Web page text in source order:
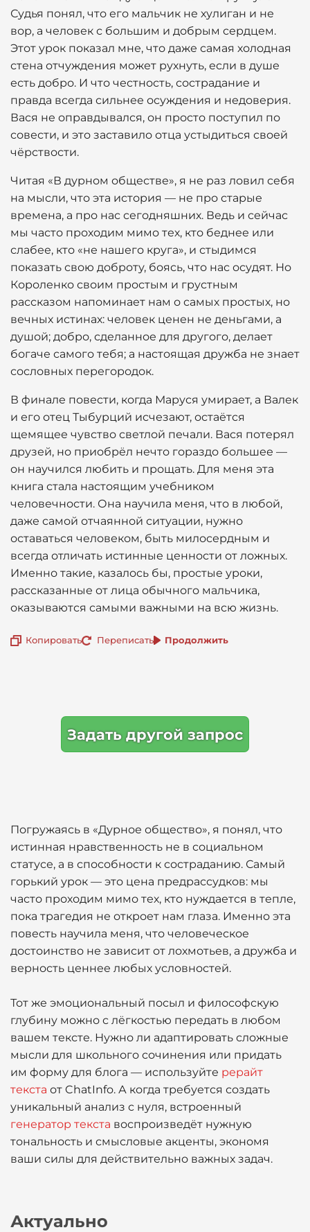
Судья понял, что его мальчик не хулиган и не
вор, а человек с большим и добрым сердцем.
Этот урок показал мне, что даже самая холодная
стена отчуждения может рухнуть, если в душе
есть добро. И что честность, сострадание и
правда всегда сильнее осуждения и недоверия.
Вася не оправдывался, он просто поступил по
совести, и это заставило отца устыдиться своей
чёрствости.
Читая «В дурном обществе», я не раз ловил себя
на мысли, что эта история — не про старые
времена, а про нас сегодняшних. Ведь и сейчас
мы часто проходим мимо тех, кто беднее или
слабее, кто «не нашего круга», и стыдимся
показать свою доброту, боясь, что нас осудят. Но
Короленко своим простым и грустным
рассказом напоминает нам о самых простых, но
вечных истинах: человек ценен не деньгами, а
душой; добро, сделанное для другого, делает
богаче самого тебя; а настоящая дружба не знает
сословных перегородок.
В финале повести, когда Маруся умирает, а Валек
и его отец Тыбурций исчезают, остаётся
щемящее чувство светлой печали. Вася потерял
друзей, но приобрёл нечто гораздо большее —
он научился любить и прощать. Для меня эта
книга стала настоящим учебником
человечности. Она научила меня, что в любой,
даже самой отчаянной ситуации, нужно
оставаться человеком, быть милосердным и
всегда отличать истинные ценности от ложных.
Именно такие, казалось бы, простые уроки,
рассказанные от лица обычного мальчика,
оказываются самыми важными на всю жизнь.
Копировать Переписать Продолжить
Задать другой запрос
Погружаясь в «Дурное общество», я понял, что
истинная нравственность не в социальном
статусе, а в способности к состраданию. Самый
горький урок — это цена предрассудков: мы
часто проходим мимо тех, кто нуждается в тепле,
пока трагедия не откроет нам глаза. Именно эта
повесть научила меня, что человеческое
достоинство не зависит от лохмотьев, а дружба и
верность ценнее любых условностей.
Тот же эмоциональный посыл и философскую
глубину можно с лёгкостью передать в любом
вашем тексте. Нужно ли адаптировать сложные
мысли для школьного сочинения или придать
им форму для блога — используйте рерайт
текста от ChatInfo. А когда требуется создать
уникальный анализ с нуля, встроенный
генератор текста воспроизведёт нужную
тональность и смысловые акценты, экономя
ваши силы для действительно важных задач.
Актуально